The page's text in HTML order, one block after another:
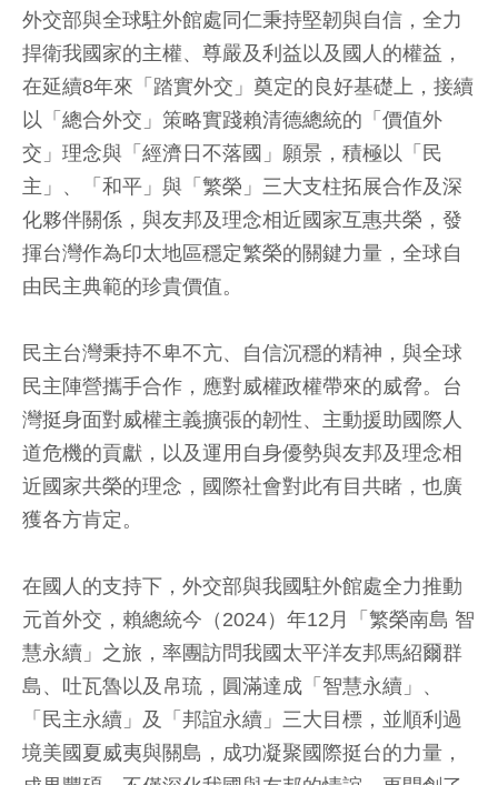
外交部與全球駐外館處同仁秉持堅韌與自信，全力
捍衛我國家的主權、尊嚴及利益以及國人的權益，
在延續8年來「踏實外交」奠定的良好基礎上，接續
以「總合外交」策略實踐賴清德總統的「價值外
交」理念與「經濟日不落國」願景，積極以「民
主」、「和平」與「繁榮」三大支柱拓展合作及深
化夥伴關係，與友邦及理念相近國家互惠共榮，發
揮台灣作為印太地區穩定繁榮的關鍵力量，全球自
由民主典範的珍貴價值。
民主台灣秉持不卑不亢、自信沉穩的精神，與全球
民主陣營攜手合作，應對威權政權帶來的威脅。台
灣挺身面對威權主義擴張的韌性、主動援助國際人
道危機的貢獻，以及運用自身優勢與友邦及理念相
近國家共榮的理念，國際社會對此有目共睹，也廣
獲各方肯定。
在國人的支持下，外交部與我國駐外館處全力推動
元首外交，賴總統今（2024）年12月「繁榮南島 智
慧永續」之旅，率團訪問我國太平洋友邦馬紹爾群
島、吐瓦魯以及帛琉，圓滿達成「智慧永續」、
「民主永續」及「邦誼永續」三大目標，並順利過
境美國夏威夷與關島，成功凝聚國際挺台的力量，